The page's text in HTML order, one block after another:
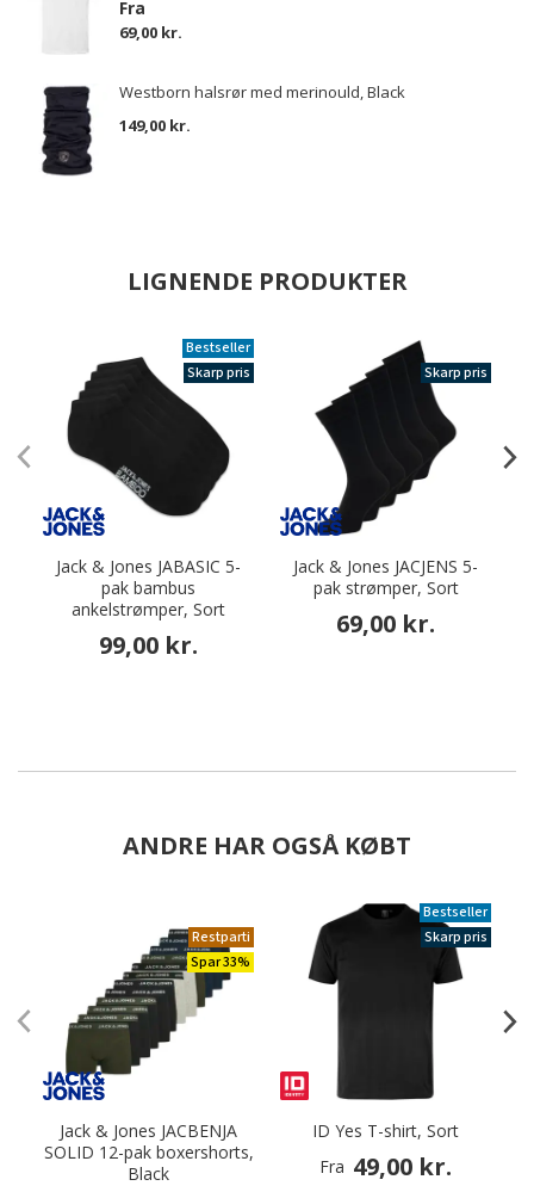
Fra
69,00 kr.
Westborn halsrør med merinould, Black
149,00 kr.
LIGNENDE PRODUKTER
Bestseller
Skarp pris
Jack & Jones JABASIC 5-
pak bambus
ankelstrømper, Sort
99,00 kr.
Skarp pris
Jack & Jones JACJENS 5-
pak strømper, Sort
69,00 kr.
ANDRE HAR OGSÅ KØBT
Restparti
Spar 33%
Jack & Jones JACBENJA
SOLID 12-pak boxershorts,
Black
Bestseller
Skarp pris
ID Yes T-shirt, Sort
Fra 49,00 kr.